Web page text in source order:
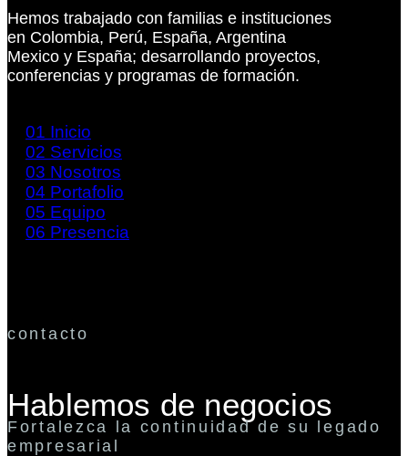
Hemos trabajado con familias e instituciones
en Colombia, Perú, España, Argentina
Mexico y España; desarrollando proyectos,
conferencias y programas de formación.
01 Inicio
02 Servicios
03 Nosotros
04 Portafolio
05 Equipo
06 Presencia
contacto
Hablemos de negocios
Fortalezca la continuidad de su legado
empresarial